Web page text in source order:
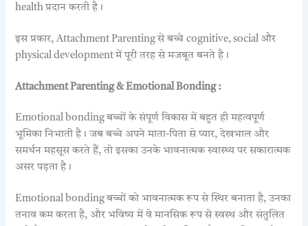
health प्रदान करती है।
इस प्रकार, Attachment Parenting से बच्चे cognitive, social और
physical development में पूरी तरह से मजबूत बनते है।
Attachment Parenting & Emotional Bonding :
Emotional bonding बच्चों के संपूर्ण विकास में बहुत ही महत्वपूर्ण
भूमिका निभाती है। जब बच्चे अपने माता-पिता से प्यार, देखभाल और
समर्थन महसूस करते हैं, तो इसका उनके भावनात्मक स्वास्थ्य पर सकारात्मक
असर पड़ता है।
Emotional bonding बच्चों को भावनात्मक रूप से स्थिर बनाता है, उनका
तनाव कम करता है, और भविष्य में वे मानसिक रूप से स्वस्थ और संतुलित